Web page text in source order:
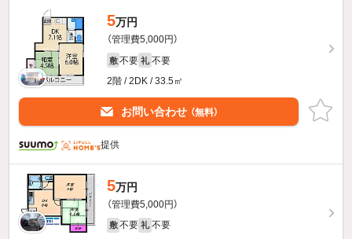
5万円
（管理費5,000円）
敷 不要 礼 不要
2階 / 2DK / 33.5㎡
お問い合わせ （無料）
提供
5万円
（管理費5,000円）
敷 不要 礼 不要